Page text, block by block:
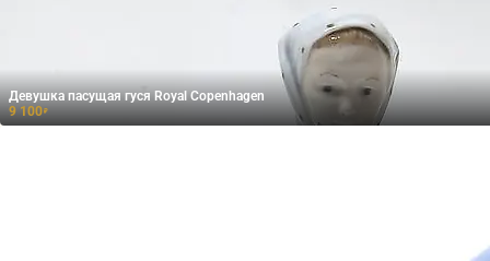
Девушка пасущая гуся​ Royal Copenhagen
9 100₽